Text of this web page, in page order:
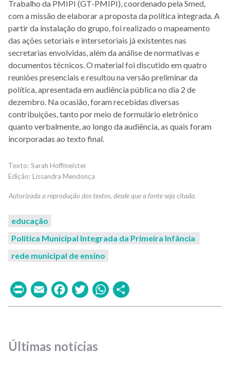
Trabalho da PMIPI (GT-PMIPI), coordenado pela Smed,
com a missão de elaborar a proposta da política integrada. A
partir da instalação do grupo, foi realizado o mapeamento
das ações setoriais e intersetoriais já existentes nas
secretarias envolvidas, além da análise de normativas e
documentos técnicos. O material foi discutido em quatro
reuniões presenciais e resultou na versão preliminar da
política, apresentada em audiência pública no dia 2 de
dezembro. Na ocasião, foram recebidas diversas
contribuições, tanto por meio de formulário eletrônico
quanto verbalmente, ao longo da audiência, as quais foram
incorporadas ao texto final.
Sarah Hoffmeister
Lissandra Mendonça
educação
Política Municipal Integrada da Primeira Infância
rede municipal de ensino
PrintEmailFacebook
TwitterWhatsApp
Últimas notícias